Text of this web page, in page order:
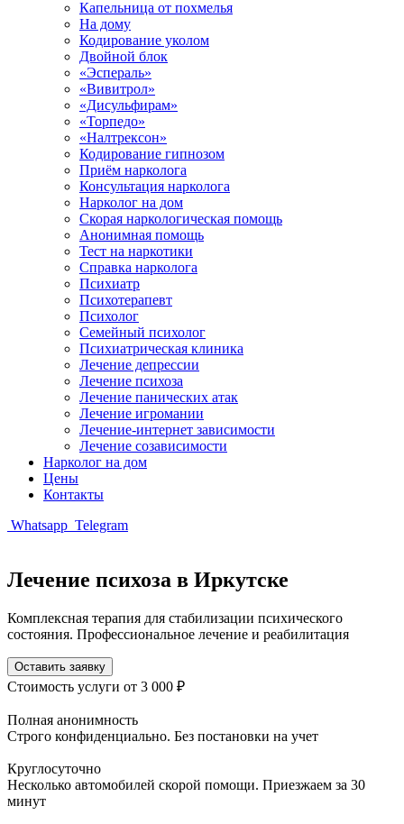
Капельница от похмелья
На дому
Кодирование уколом
Двойной блок
«Эспераль»
«Вивитрол»
«Дисульфирам»
«Торпедо»
«Налтрексон»
Кодирование гипнозом
Приём нарколога
Консультация нарколога
Нарколог на дом
Скорая наркологическая помощь
Анонимная помощь
Тест на наркотики
Справка нарколога
Психиатр
Психотерапевт
Психолог
Семейный психолог
Психиатрическая клиника
Лечение депрессии
Лечение психоза
Лечение панических атак
Лечение игромании
Лечение-интернет зависимости
Лечение созависимости
Нарколог на дом
Цены
Контакты
Whatsapp Telegram
Лечение психоза в Иркутске
Комплексная терапия для стабилизации психического
состояния. Профессиональное лечение и реабилитация
Оставить заявку
Стоимость услуги от 3 000 ₽
Полная анонимность
Строго конфиденциально. Без постановки на учет
Круглосуточно
Несколько автомобилей скорой помощи. Приезжаем за 30
минут